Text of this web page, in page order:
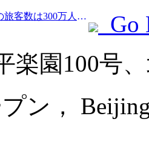
Prev:深圳空港の今年の旅客数は300万人を超え、同期間の新記録を樹立した。
Go
楽園100号
ン，